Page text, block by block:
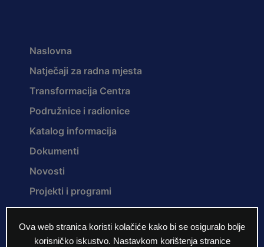
Ova web stranica koristi kolačiće kako bi se osiguralo bolje
korisničko iskustvo. Nastavkom korištenja stranice
Naslovna
Natječaji za radna mjesta
Transformacija Centra
Podružnice i radionice
Katalog informacija
Dokumenti
Novosti
Projekti i programi
O nama